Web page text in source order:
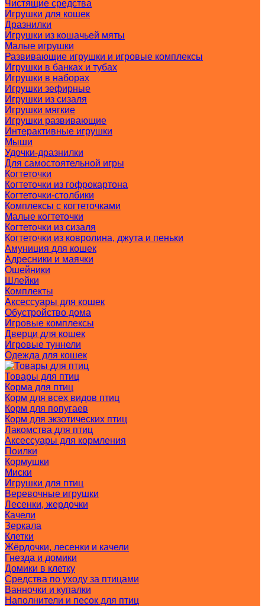
Чистящие средства
Игрушки для кошек
Дразнилки
Игрушки из кошачьей мяты
Малые игрушки
Развивающие игрушки и игровые комплексы
Игрушки в банках и тубах
Игрушки в наборах
Игрушки зефирные
Игрушки из сизаля
Игрушки мягкие
Игрушки развивающие
Интерактивные игрушки
Мыши
Удочки-дразнилки
Для самостоятельной игры
Когтеточки
Когтеточки из гофрокартона
Когтеточки-столбики
Комплексы с когтеточками
Малые когтеточки
Когтеточки из сизаля
Когтеточки из ковролина, джута и пеньки
Амуниция для кошек
Адресники и маячки
Ошейники
Шлейки
Комплекты
Аксессуары для кошек
Обустройство дома
Игровые комплексы
Дверци для кошек
Игровые туннели
Одежда для кошек
Товары для птиц
Корма для птиц
Корм для всех видов птиц
Корм для попугаев
Корм для экзотических птиц
Лакомства для птиц
Аксессуары для кормления
Поилки
Кормушки
Миски
Игрушки для птиц
Веревочные игрушки
Лесенки, жердочки
Качели
Зеркала
Клетки
Жёрдочки, лесенки и качели
Гнезда и домики
Домики в клетку
Средства по уходу за птицами
Ванночки и купалки
Наполнители и песок для птиц